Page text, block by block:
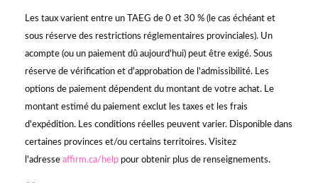
Les taux varient entre un TAEG de 0 et 30 % (le cas échéant et
sous réserve des restrictions réglementaires provinciales). Un
acompte (ou un paiement dû aujourd'hui) peut être exigé. Sous
réserve de vérification et d'approbation de l'admissibilité. Les
options de paiement dépendent du montant de votre achat. Le
montant estimé du paiement exclut les taxes et les frais
d'expédition. Les conditions réelles peuvent varier. Disponible dans
certaines provinces et/ou certains territoires. Visitez
l'adresse affirm.ca/help pour obtenir plus de renseignements.